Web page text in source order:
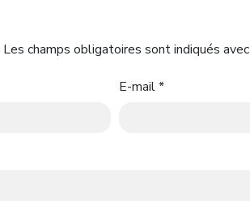
Les champs obligatoires sont indiqués avec
E-mail*